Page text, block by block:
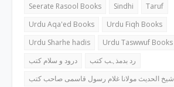
Seerate Rasool Books
Sindhi
Taruf
Urdu Aqa'ed Books
Urdu Fiqh Books
Urdu Sharhe hadis
Urdu Taswwuf Books
درود و سلام کتب
رد بدمذہب کتب
شیخ الحدیث مولانا غلام رسول قاسمی صاحب کتب